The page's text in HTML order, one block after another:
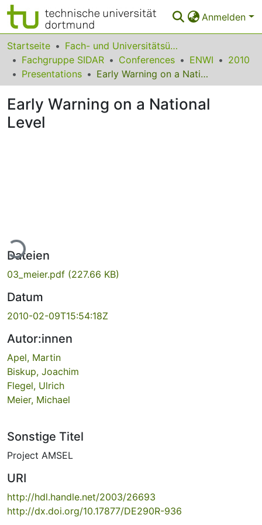
Anmelden
Bereiche & Sammlungen
Das gesamte Repositorium
FAQ
Startseite
Fach- und Universitätsübergreifendes
Fachgruppe SIDAR
Conferences ENWI
2010
Presentations
Early Warning on a National Level
Early Warning on a National
Level
Dateien
03_meier.pdf (227.66 KB)
Datum
2010-02-09T15:54:18Z
Autor:innen
Apel, Martin
Biskup, Joachim
Flegel, Ulrich
Meier, Michael
Sonstige Titel
Project AMSEL
URI
http://hdl.handle.net/2003/26693
http://dx.doi.org/10.17877/DE290R-936